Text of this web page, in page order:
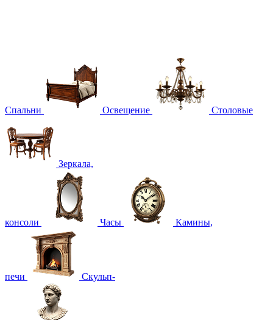
Спальни Освещение Столовые
Зеркала,
консоли Часы Камины,
печи Скульп-